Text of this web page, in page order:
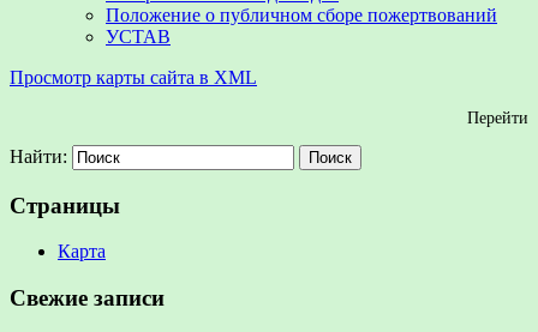
Положение о публичном сборе пожертвований
УСТАВ
Просмотр карты сайта в XML
Перейти
Найти:
Страницы
Карта
Свежие записи